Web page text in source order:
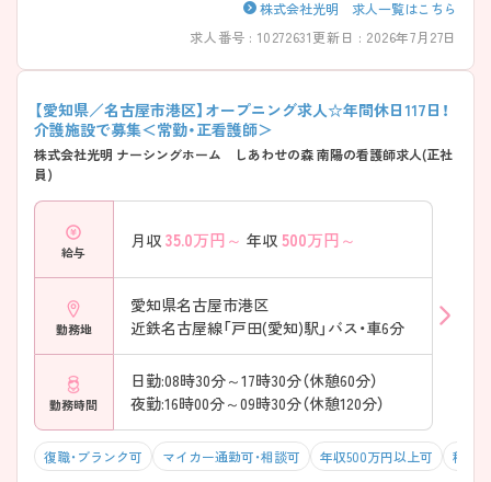
株式会社光明 求人一覧はこちら
求人番号 : 10272631更新日 : 2026年7月27日
【愛知県／名古屋市港区】オープニング求人☆年間休日117日！
介護施設で募集＜常勤・正看護師＞
株式会社光明 ナーシングホーム しあわせの森 南陽の看護師求人(正社
員)
給与
月収 35.0万円～ 年収 500万円～
勤務地
愛知県名古屋市港区
近鉄名古屋線「戸田(愛知)駅」バス・車6分
勤務時間
日勤:08時30分～17時30分（休憩60分）
夜勤:16時00分～09時30分（休憩120分）
復職・ブランク可 マイカー通勤可・相談可 年収500万円以上可 積極